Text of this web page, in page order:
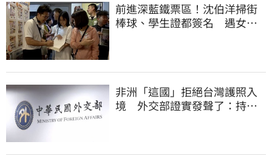
前進深藍鐵票區！沈伯洋掃街
棒球、學生證都簽名 遇女子
非洲「這國」拒絕台灣護照入
境 外交部證實發聲了：持續